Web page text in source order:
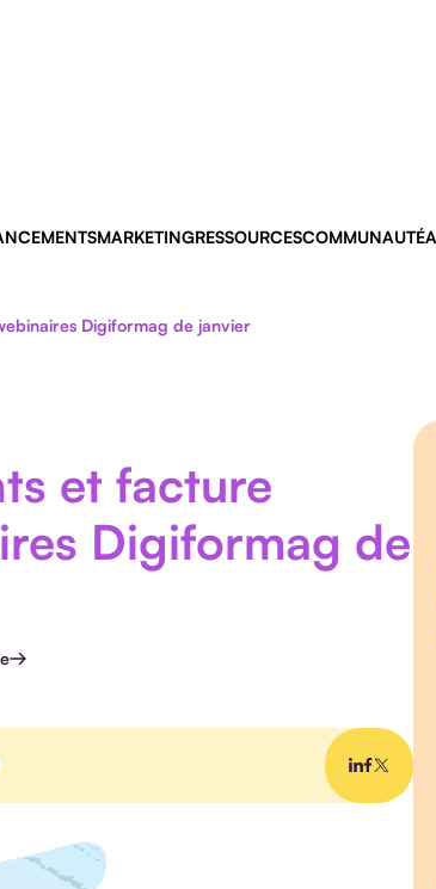
MARKETINGRESSOURCESCOMMUNAUTÉ
Digiformag de janvier
et facture
Digiformag de